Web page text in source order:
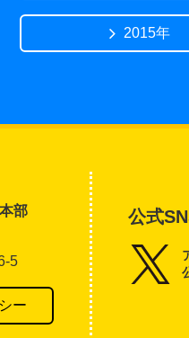
2015年
部
5
ー
公式